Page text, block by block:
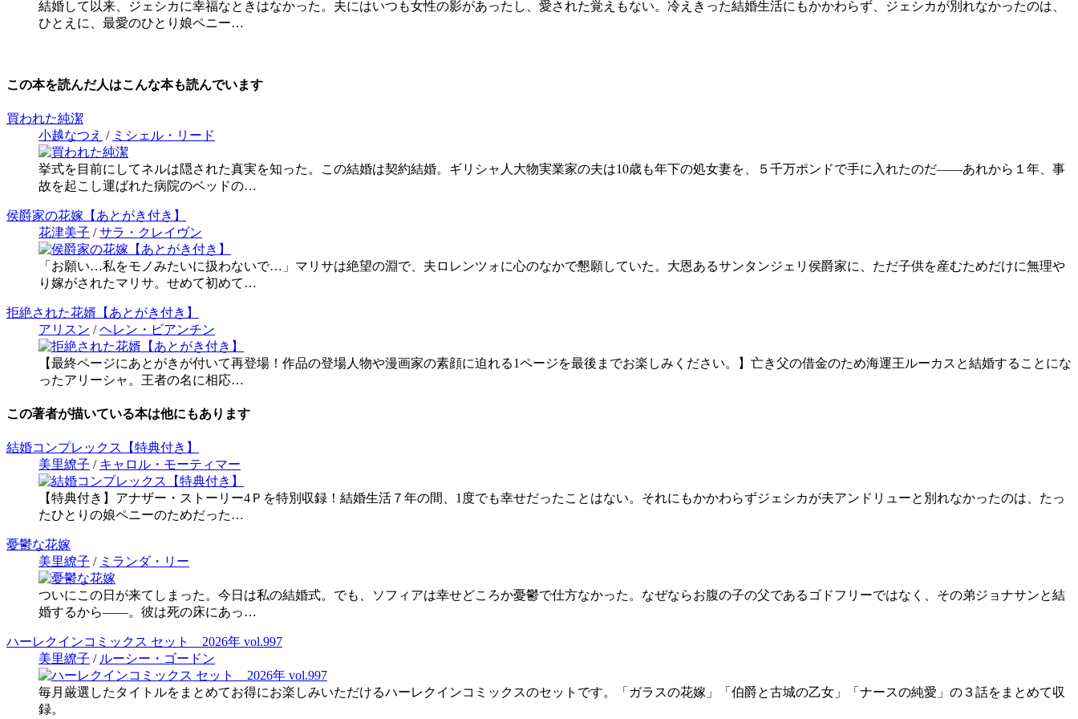
結婚して以来、ジェシカに幸福なときはなかった。夫にはいつも女性の影があったし、愛された覚えもない。冷えきった結婚生活にもかかわらず、ジェシカが別れなかったのは、
ひとえに、最愛のひとり娘ペニー…
この本を読んだ人はこんな本も読んでいます
買われた純潔
小越なつえ / ミシェル・リード
挙式を目前にしてネルは隠された真実を知った。この結婚は契約結婚。ギリシャ人大物実業家の夫は10歳も年下の処女妻を、５千万ポンドで手に入れたのだ――あれから１年、事
故を起こし運ばれた病院のベッドの…
侯爵家の花嫁【あとがき付き】
花津美子 /サラ・クレイヴン
「お願い…私をモノみたいに扱わないで…」マリサは絶望の淵で、夫ロレンツォに心のなかで懇願していた。大恩あるサンタンジェリ侯爵家に、ただ子供を産むためだけに無理や
り嫁がされたマリサ。せめて初めて…
拒絶された花婿【あとがき付き】
アリスン /ヘレン・ビアンチン
【最終ページにあとがきが付いて再登場！作品の登場人物や漫画家の素顔に迫れる1ページを最後までお楽しみください。】亡き父の借金のため海運王ルーカスと結婚することにな
ったアリーシャ。王者の名に相応…
この著者が描いている本は他にもあります
結婚コンプレックス【特典付き】
美里繚子 / キャロル・モーティマー
【特典付き】アナザー・ストーリー4Ｐを特別収録！結婚生活７年の間、1度でも幸せだったことはない。それにもかかわらずジェシカが夫アンドリューと別れなかったのは、たっ
たひとりの娘ペニーのためだった…
憂鬱な花嫁
美里繚子 / ミランダ・リー
ついにこの日が来てしまった。今日は私の結婚式。でも、ソフィアは幸せどころか憂鬱で仕方なかった。なぜならお腹の子の父であるゴドフリーではなく、その弟ジョナサンと結
婚するから――。彼は死の床にあっ…
ハーレクインコミックス セット 2026年 vol.997
美里繚子 / ルーシー・ゴードン
毎月厳選したタイトルをまとめてお得にお楽しみいただけるハーレクインコミックスのセットです。「ガラスの花嫁」「伯爵と古城の乙女」「ナースの純愛」の３話をまとめて収
録。